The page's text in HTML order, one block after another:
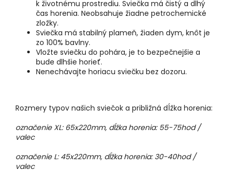
k životnému prostrediu. Sviečka má čistý a dlhý
čas horenia. Neobsahuje žiadne petrochemické
zložky.
Sviečka má stabilný plameň, žiaden dym, knôt je
zo 100% bavlny.
Vložte sviečku do pohára, je to bezpečnejšie a
bude dlhšie horieť.
Nenechávajte horiacu sviečku bez dozoru.
Rozmery typov našich sviečok a približná dĺžka horenia:
označenie XL: 65x220mm, dĺžka horenia: 55-75hod /
valec
označenie L: 45x220mm, dĺžka horenia: 30-40hod /
valec